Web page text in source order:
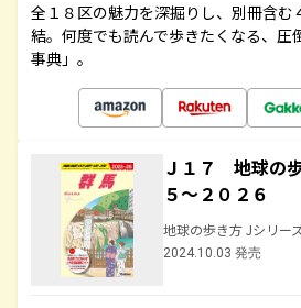
全１８区の魅力を深掘りし、別冊含む
結。何度でも読んで歩きたくなる、圧
事典」。
Ｊ１７ 地球の
５～２０２６
地球の歩き方 Jシリー
2024.10.03 発売